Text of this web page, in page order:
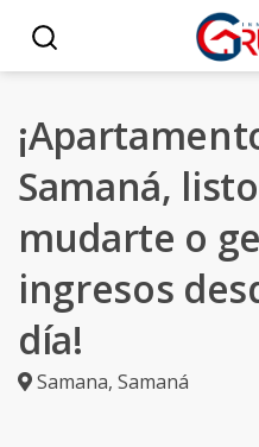
Samaná,
mudarte o
ingresos
día!
Samana, Samaná